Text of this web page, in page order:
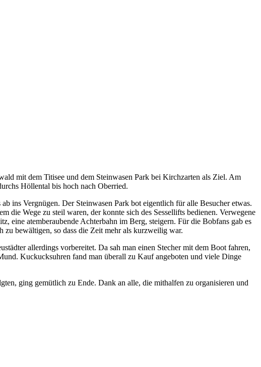
mit dem Titisee und dem Steinwasen Park bei Kirchzarten als Ziel. Am
Höllental bis hoch nach Oberried.
ins Vergnügen. Der Steinwasen Park bot eigentlich für alle Besucher etwas.
die Wege zu steil waren, der konnte sich des Sessellifts bedienen. Verwegene
eine atemberaubende Achterbahn im Berg, steigern. Für die Bobfans gab es
zu bewältigen, so dass die Zeit mehr als kurzweilig war.
allerdings vorbereitet. Da sah man einen Stecher mit dem Boot fahren,
Kuckucksuhren fand man überall zu Kauf angeboten und viele Dinge
ging gemütlich zu Ende. Dank an alle, die mithalfen zu organisieren und